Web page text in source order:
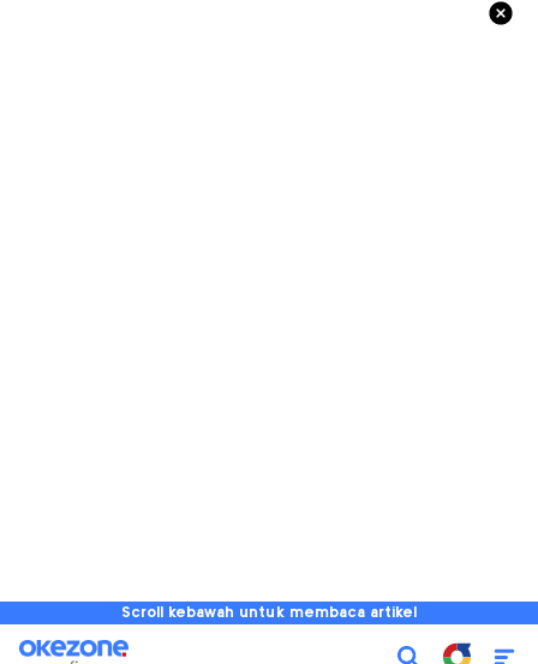
Scroll kebawah untuk membaca artikel